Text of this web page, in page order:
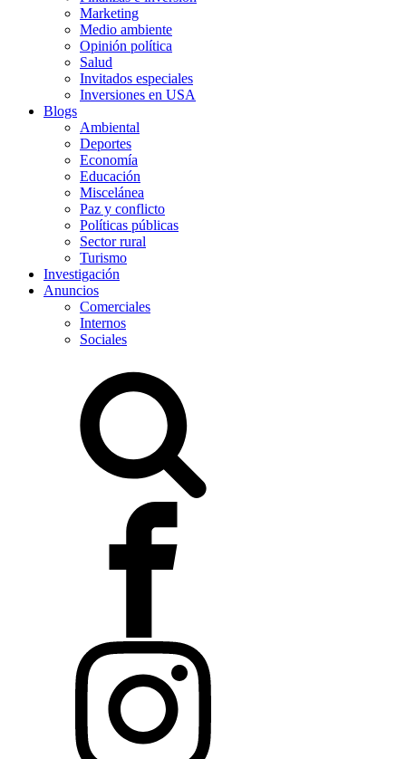
Marketing
Medio ambiente
Opinión política
Salud
Invitados especiales
Inversiones en USA
Blogs
Ambiental
Deportes
Economía
Educación
Miscelánea
Paz y conflicto
Políticas públicas
Sector rural
Turismo
Investigación
Anuncios
Comerciales
Internos
Sociales